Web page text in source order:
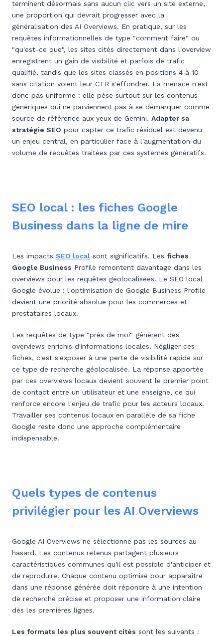
terminent désormais sans aucun clic vers un site externe,
une proportion qui devrait progresser avec la
généralisation des AI Overviews. En pratique, sur les
requêtes informationnelles de type "comment faire" ou
"qu'est-ce que", les sites cités directement dans l'overview
enregistrent un gain de visibilité et parfois de trafic
qualifié, tandis que les sites classés en positions 4 à 10
sans citation voient leur CTR s'effondrer. La menace n'est
donc pas uniforme : elle pèse surtout sur les contenus
génériques qui ne parviennent pas à se démarquer comme
source de référence aux yeux de Gemini. Adapter sa
stratégie SEO pour capter ce trafic résiduel est devenu
un enjeu central, en particulier face à l'augmentation du
volume de requêtes traitées par ces systèmes génératifs.
SEO local : les fiches Google
Business dans la ligne de mire
Les impacts SEO local sont significatifs. Les fiches
Google Business Profile remontent davantage dans les
overviews pour les requêtes géolocalisées. Le SEO local
Google évolue : l'optimisation de Google Business Profile
devient une priorité absolue pour les commerces et
prestataires locaux.
Les requêtes de type "près de moi" génèrent des
overviews enrichis d'informations locales. Négliger ces
fiches, c'est s'exposer à une perte de visibilité rapide sur
ce type de recherche géolocalisée. La réponse apportée
par ces overviews locaux devient souvent le premier point
de contact entre un utilisateur et une enseigne, ce qui
renforce encore l'enjeu de trafic pour les acteurs locaux.
Travailler ses contenus locaux en parallèle de sa fiche
Google reste donc une approche complémentaire
indispensable.
Quels types de contenus
privilégier pour les AI Overviews
Google AI Overviews ne sélectionne pas les sources au
hasard. Les contenus retenus partagent plusieurs
caractéristiques communes qu'il est possible d'anticiper et
de reproduire. Chaque contenu optimisé pour apparaître
dans une réponse générée doit répondre à une intention
de recherche précise et proposer une information claire
dès les premières lignes.
Les formats les plus souvent cités sont les suivants :